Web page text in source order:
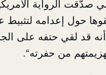
الأمريكية المفبركة
لتثبيط عزيمتنا، إذ من
على الجبهة أثناء
“.